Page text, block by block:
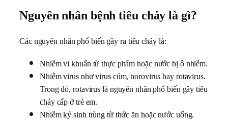
Nguyên nhân bệnh tiêu chảy là gì?
Các nguyên nhân phổ biến gây ra tiêu chảy là:
Nhiễm vi khuẩn từ thực phẩm hoặc nước bị ô nhiễm.
Nhiễm virus như virus cúm, norovirus hay rotavirus.
Trong đó, rotavirus là nguyên nhân phổ biến gây tiêu
chảy cấp ở trẻ em.
Nhiễm ký sinh trùng từ thức ăn hoặc nước uống.